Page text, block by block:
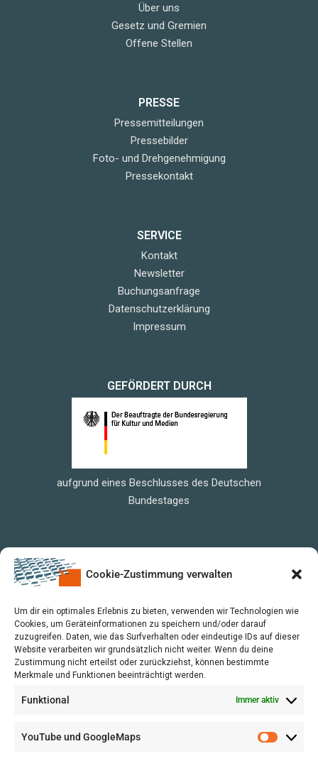
Cookie-Zustimmung verwalten
Um dir ein optimales Erlebnis zu bieten, verwenden wir Technologien wie
Cookies, um Geräteinformationen zu speichern und/oder darauf
zuzugreifen. Daten, wie das Surfverhalten oder eindeutige IDs auf dieser
Website verarbeiten wir grundsätzlich nicht weiter. Wenn du deine
Zustimmung nicht erteilst oder zurückziehst, können bestimmte
Merkmale und Funktionen beeinträchtigt werden.
Funktional Immer aktiv
YouTube und GoogleMaps
Über uns
Gesetz und Gremien
Offene Stellen
PRESSE
Pressemitteilungen
Pressebilder
Foto- und Drehgenehmigung
Pressekontakt
SERVICE
Kontakt
Newsletter
Buchungsanfrage
Datenschutzerklärung
Impressum
GEFÖRDERT DURCH
aufgrund eines Beschlusses des Deutschen
Bundestages
VERWALTUNG